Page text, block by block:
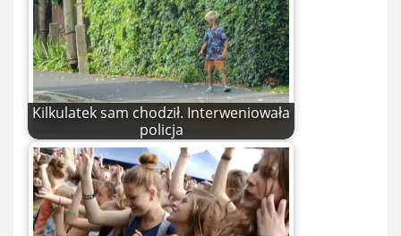
Kilkulatek sam chodził. Interweniowała
policja